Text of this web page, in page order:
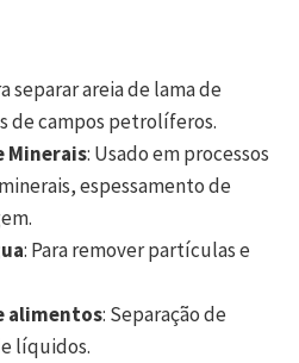
separar areia de lama de
de campos petrolíferos.
Minerais: Usado em processos
espessamento de
: Para remover partículas e
alimentos: Separação de
líquidos.